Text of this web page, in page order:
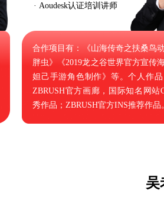
· Aoudesk认证培训讲师
合作项目有：《山海传奇之扶桑鸟
胖虫》《2019龙之谷世界官方宣传
妲己手游角色制作》等。个人作
ZBRUSH官方画廊，国际知名网站
秀作品；ZBRUSH官方INS推荐作品
吴